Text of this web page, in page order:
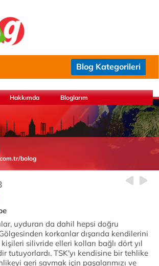
Blog Kategorileri
Hakkımda Bloglarım
bolog
uyduran da dahil hepsi doğru
korkanlar dışarıda kendilerini
silivride elleri kolları bağlı dört yıl
tutuyorlardı. TSK'yı kendisine bir tehlike
geri savmak için paşalarımızı ve